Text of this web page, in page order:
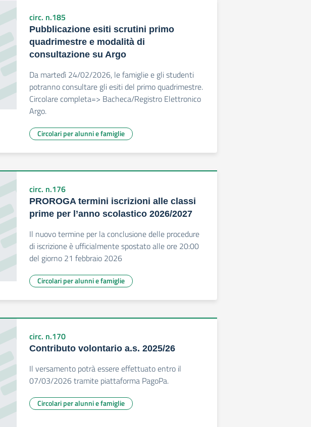
circ. n.185
Pubblicazione esiti scrutini primo
quadrimestre e modalità di
consultazione su Argo
Da martedì 24/02/2026, le famiglie e gli studenti
potranno consultare gli esiti del primo quadrimestre.
Circolare completa=> Bacheca/Registro Elettronico
Argo.
Circolari per alunni e famiglie
circ. n.176
PROROGA termini iscrizioni alle classi
prime per l’anno scolastico 2026/2027
Il nuovo termine per la conclusione delle procedure
di iscrizione è ufficialmente spostato alle ore 20:00
del giorno 21 febbraio 2026
Circolari per alunni e famiglie
circ. n.170
Contributo volontario a.s. 2025/26
Il versamento potrà essere effettuato entro il
07/03/2026 tramite piattaforma PagoPa.
Circolari per alunni e famiglie